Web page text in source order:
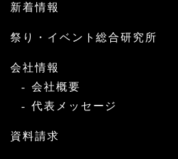
新着情報
祭り・イベント総合研究所
会社情報
会社概要
代表メッセージ
資料請求